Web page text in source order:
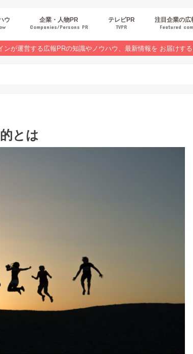
ウ
UP
ビスPR
セミナーレポート
企業・人物PR
Companies/Persons PR
テレビPR
TVPR
注目企業の広
Featured
が運営する広報PRの知識やノウハウ、最新情報を お届けする
とは